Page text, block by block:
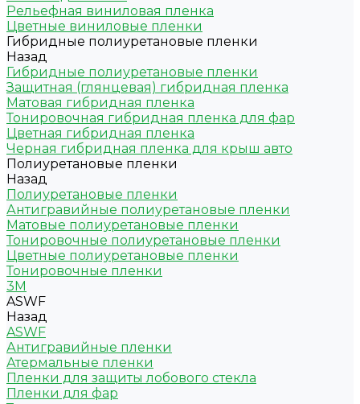
Рельефная виниловая пленка
Цветные виниловые пленки
Гибридные полиуретановые пленки
Назад
Гибридные полиуретановые пленки
Защитная (глянцевая) гибридная пленка
Матовая гибридная пленка
Тонировочная гибридная пленка для фар
Цветная гибридная пленка
Черная гибридная пленка для крыш авто
Полиуретановые пленки
Назад
Полиуретановые пленки
Антигравийные полиуретановые пленки
Матовые полиуретановые пленки
Тонировочные полиуретановые пленки
Цветные полиуретановые пленки
Тонировочные пленки
3M
ASWF
Назад
ASWF
Антигравийные пленки
Атермальные пленки
Пленки для защиты лобового стекла
Пленки для фар